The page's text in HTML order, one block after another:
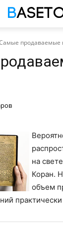
продаваемые
на
Коран.
объем